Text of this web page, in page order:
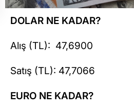
DOLAR NE KADAR?
Alış (TL): 47,6900
Satış (TL): 47,7066
EURO NE KADAR?